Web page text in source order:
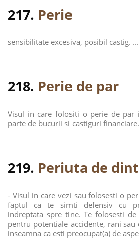
217. Perie
sensibilitate excesiva, posibil castig. ...
218. Perie de par
Visul in care folositi o perie de par
parte de bucurii si castiguri
219. Periuta de
- Visul in care vezi sau folosesti o
faptul ca te simti defensiv cu
indreptata spre tine. Te folosesti
pentru potentiale accidente, rani
inseamna ca esti preocupat(a) de